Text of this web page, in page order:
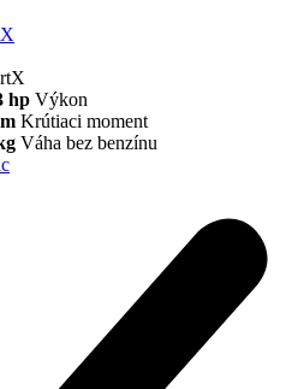
hp Výkon
Krútiaci moment
Váha bez benzínu